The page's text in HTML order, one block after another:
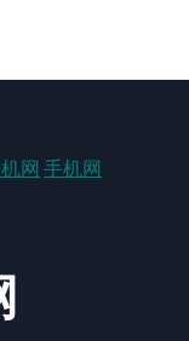
网 手机网